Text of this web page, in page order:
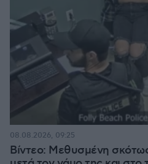
Βίντεο: Μεθυσμένη
08.08.2026, 09:25